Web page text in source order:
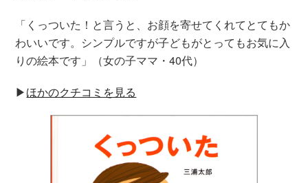
「くっついた！と言うと、お顔を寄せてくれてとてもか
わいいです。シンプルですが子どもがとってもお気に入
りの絵本です」（女の子ママ・40代）
▶︎ほかのクチコミを見る